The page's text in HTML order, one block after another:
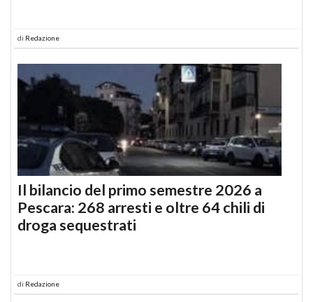
di Redazione
Il bilancio del primo semestre 2026 a
Pescara: 268 arresti e oltre 64 chili di
droga sequestrati
di Redazione